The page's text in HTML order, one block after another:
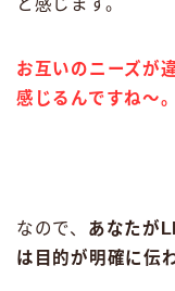
と感じます。
お互いのニーズが
感じるんですね〜。
なので、 あなたが
は目的が明確に伝